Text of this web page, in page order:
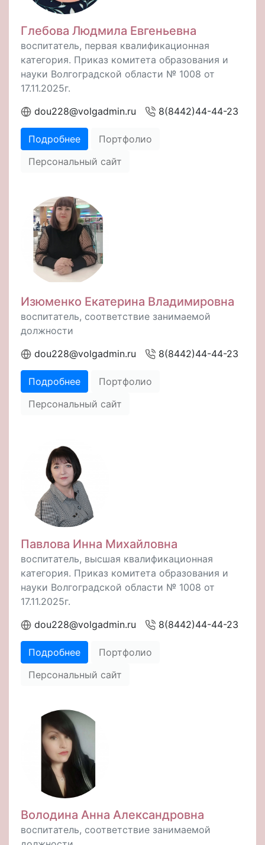
Глебова Людмила Евгеньевна
воспитатель, первая квалификационная
категория. Приказ комитета образования и
науки Волгоградской области № 1008 от
17.11.2025г.
dou228@volgadmin.ru
8(8442)44-44-23
Подробнее
Портфолио
Персональный сайт
Изюменко Екатерина Владимировна
воспитатель, соответствие занимаемой
должности
dou228@volgadmin.ru
8(8442)44-44-23
Подробнее
Портфолио
Персональный сайт
Павлова Инна Михайловна
воспитатель, высшая квалификационная
категория. Приказ комитета образования и
науки Волгоградской области № 1008 от
17.11.2025г.
dou228@volgadmin.ru
8(8442)44-44-23
Подробнее
Портфолио
Персональный сайт
Володина Анна Александровна
воспитатель, соответствие занимаемой